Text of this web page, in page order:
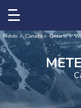
Météo Canada Ontario